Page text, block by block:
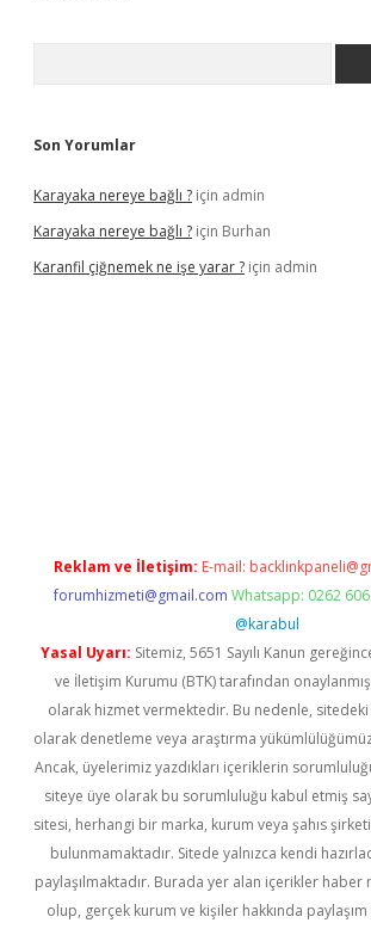
Son Yorumlar
Karayaka nereye bağlı ? için admin
Karayaka nereye bağlı ? için Burhan
Karanfil çiğnemek ne işe yarar ? için admin
Reklam ve İletişim: E-mail:
forumhizmeti@gmail.com Whatsapp: 0262
@karabul
Yasal Uyarı: Sitemiz, 5651 Sayılı Kanun
ve İletişim Kurumu (BTK) tarafından onaylanmış
olarak hizmet vermektedir. Bu nedenle,
olarak denetleme veya araştırma
Ancak, üyelerimiz yazdıkları içeriklerin
siteye üye olarak bu sorumluluğu kabul etmiş
sitesi, herhangi bir marka, kurum veya şahıs
bulunmamaktadır. Sitede yalnızca kendi
paylaşılmaktadır. Burada yer alan içerikler haber
olup, gerçek kurum ve kişiler hakkında paylaşım